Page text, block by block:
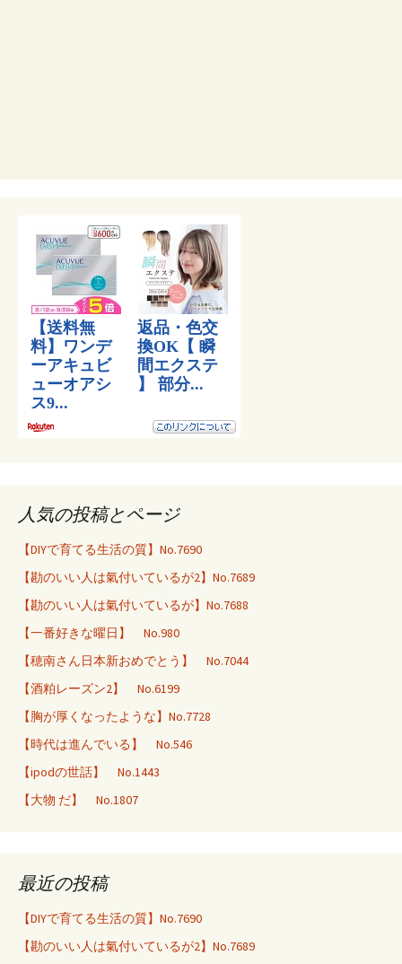
人気の投稿とページ
【DIYで育てる生活の質】No.7690
【勘のいい人は氣付いているが2】No.7689
【勘のいい人は氣付いているが】No.7688
【一番好きな曜日】 No.980
【穂南さん日本新おめでとう】 No.7044
【酒粕レーズン2】 No.6199
【胸が厚くなったような】No.7728
【時代は進んでいる】 No.546
【ipodの世話】 No.1443
【大物 だ】 No.1807
最近の投稿
【DIYで育てる生活の質】No.7690
【勘のいい人は氣付いているが2】No.7689